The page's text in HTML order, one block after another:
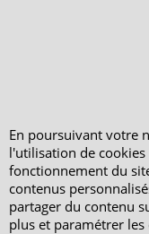
En poursuivant votre
l'utilisation de
fonctionnement du
contenus
partager du contenu
plus et paramétrer les